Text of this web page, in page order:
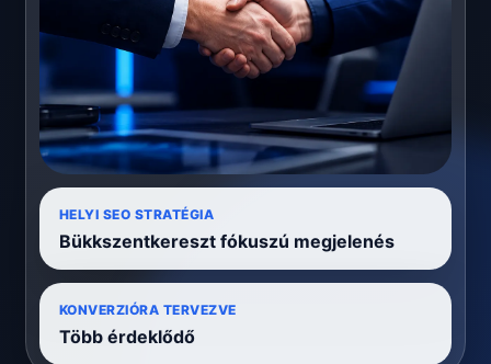
HELYI SEO STRATÉGIA
Bükkszentkereszt fókuszú megjelenés
KONVERZIÓRA TERVEZVE
Több érdeklődő